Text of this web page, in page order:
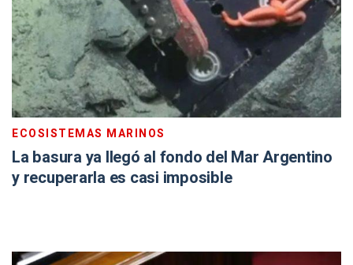
ECOSISTEMAS MARINOS
La basura ya llegó al fondo del Mar Argentino
y recuperarla es casi imposible